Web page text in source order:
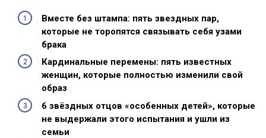
Вместе без штампа: пять звездных пар,
которые не торопятся связывать себя узами
брака
Кардинальные перемены: пять известных
женщин, которые полностью изменили свой
образ
6 звёздных отцов «особенных детей», которые
не выдержали этого испытания и ушли из
семьи